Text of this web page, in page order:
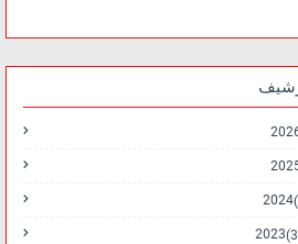
2024
2023